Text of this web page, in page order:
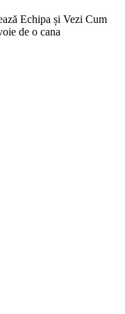
Echipa și Vezi Cum
de o cana